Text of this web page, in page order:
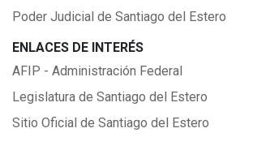
Poder Judicial de Santiago del Estero
ENLACES DE INTERÉS
AFIP - Administración Federal
Legislatura de Santiago del Estero
Sitio Oficial de Santiago del Estero